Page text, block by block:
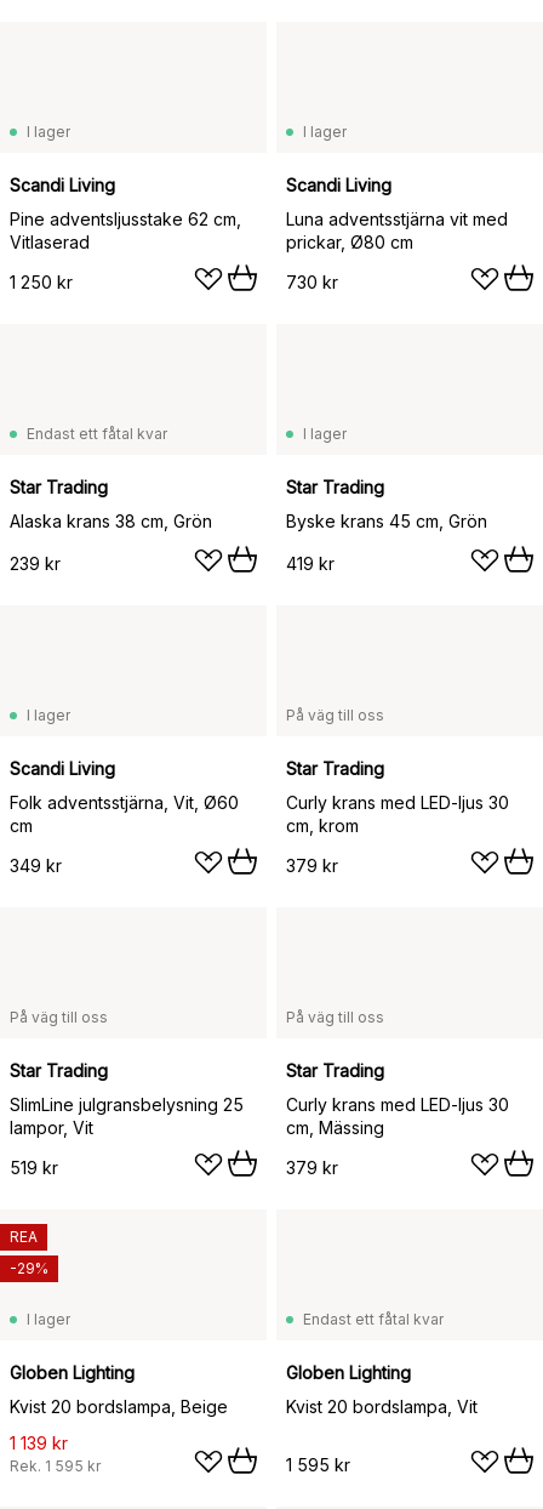
I lager
Scandi Living
Pine adventsljusstake 62 cm,
Vitlaserad
1 250 kr
I lager
Scandi Living
Luna adventsstjärna vit med
prickar, Ø80 cm
730 kr
Endast ett fåtal kvar
Star Trading
Alaska krans 38 cm, Grön
239 kr
I lager
Star Trading
Byske krans 45 cm, Grön
419 kr
I lager
Scandi Living
Folk adventsstjärna, Vit, Ø60
cm
349 kr
På väg till oss
Star Trading
Curly krans med LED-ljus 30
cm, krom
379 kr
På väg till oss
Star Trading
SlimLine julgransbelysning 25
lampor, Vit
519 kr
På väg till oss
Star Trading
Curly krans med LED-ljus 30
cm, Mässing
379 kr
I lager
Globen Lighting
Kvist 20 bordslampa, Beige
1 139 kr
Rek. 1 595 kr
REA
-29%
Endast ett fåtal kvar
Globen Lighting
Kvist 20 bordslampa, Vit
1 595 kr